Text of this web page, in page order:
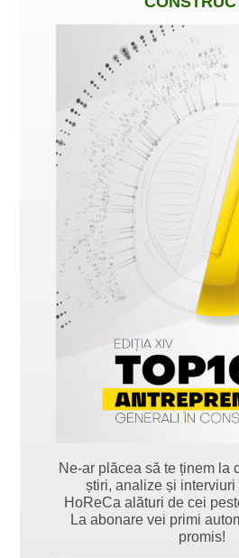
Ne-ar plăcea să te ținem la
știri, analize și interviuri
HoReCa alături de cei
La abonare vei primi
promis!